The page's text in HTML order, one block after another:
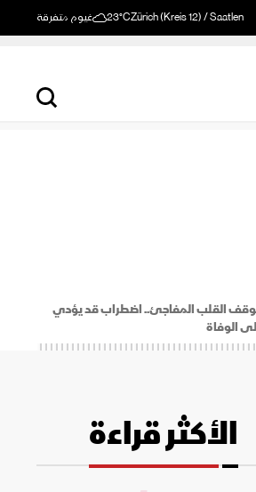
Zürich (Kreis 12) / Saatlen
23°C غيوم متفرقة
القلب المفاجئ.. اضطراب قد يؤدي
الوفاة
الأكثر قراءة